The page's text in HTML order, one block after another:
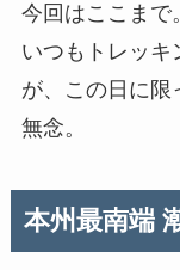
今回はここまで。
いつもトレッキ
が、この日に限
無念。
本州最南端